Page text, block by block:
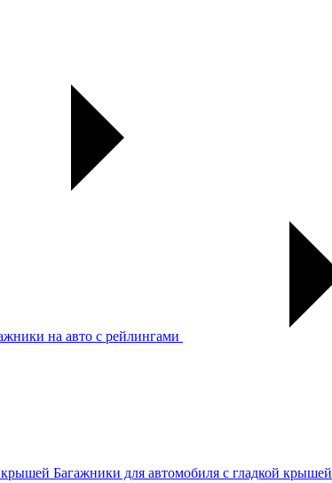
на авто с рейлингами
Багажники для автомобиля с гладкой крышей